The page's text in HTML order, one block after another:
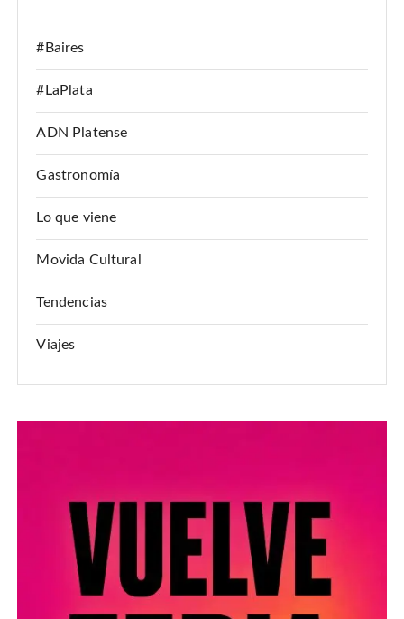
#Baires
#LaPlata
ADN Platense
Gastronomía
Lo que viene
Movida Cultural
Tendencias
Viajes